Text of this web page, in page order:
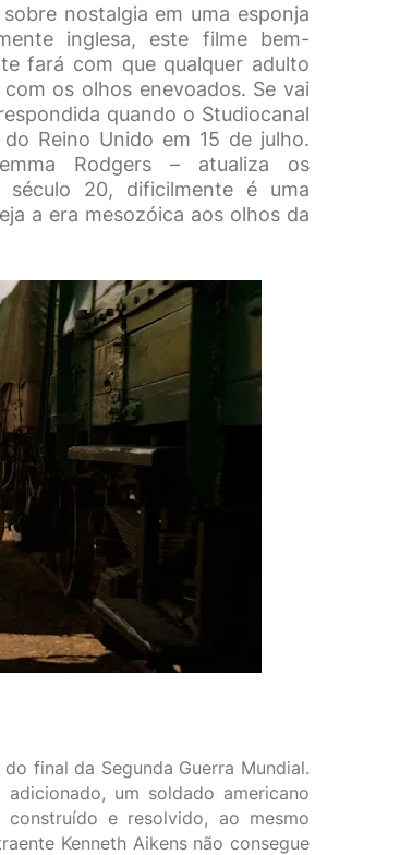
nostalgia em uma esponja
inglesa, este filme bem-
fará com que qualquer adulto
os olhos enevoados. Se vai
quando o Studiocanal
Reino Unido em 15 de julho.
Rodgers – atualiza os
20, dificilmente é uma
a era mesozóica aos olhos da
final da Segunda Guerra Mundial.
um soldado americano
e resolvido, ao mesmo
Kenneth Aikens não consegue